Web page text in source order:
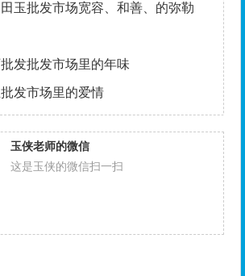
玉批发市场宽容、和善、的弥勒
发批发市场里的年味
发市场里的爱情
玉侠老师的微信
这是玉侠的微信扫一扫